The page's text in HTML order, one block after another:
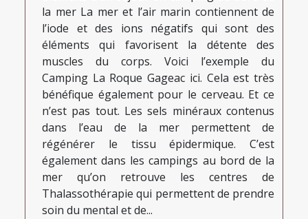
la mer La mer et l’air marin contiennent de
l’iode et des ions négatifs qui sont des
éléments qui favorisent la détente des
muscles du corps. Voici l’exemple du
Camping La Roque Gageac ici. Cela est très
bénéfique également pour le cerveau. Et ce
n’est pas tout. Les sels minéraux contenus
dans l’eau de la mer permettent de
régénérer le tissu épidermique. C’est
également dans les campings au bord de la
mer qu’on retrouve les centres de
Thalassothérapie qui permettent de prendre
soin du mental et de...